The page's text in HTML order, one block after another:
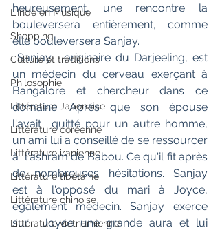
L'Inde en Musique
Shopping
Culture et traditions
Philosophie
Littérature Japonaise
Littérature coréenne
Littérature iranienne
Littérature tibétaine
Littérature chinoise
Littérature vietnamienne
heureusement, une rencontre la
bouleversera entièrement, comme
elle bouleversera Sanjay.
Sanjay,  originaire du Darjeeling, est
un médecin du cerveau exerçant à
Bangalore et chercheur dans ce
domaine. Après que son épouse
l'avait  quitté pour un autre homme,
un ami lui a conseillé de se ressourcer
à  l'ashram de Babou. Ce qu'il fit après
de nombreuses hésitations. Sanjay
est à l'opposé du mari à Joyce,
également médecin. Sanjay exerce
sur  Joyce une grande aura et lui